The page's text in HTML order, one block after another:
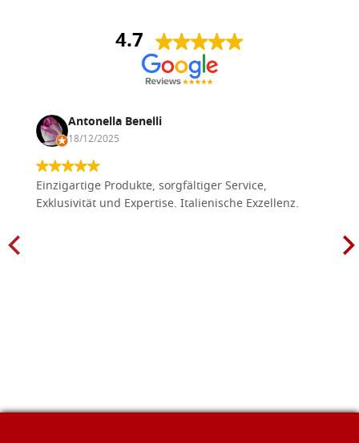
4.7
Antonella Benelli
18/12/2025
Einzigartige Produkte, sorgfältiger Service,
Exklusivität und Expertise. Italienische Exzellenz.